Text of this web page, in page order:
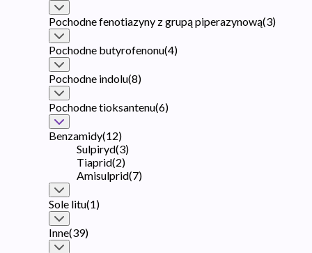
Pochodne fenotiazyny z grupą piperazynową(3)
Pochodne butyrofenonu(4)
Pochodne indolu(8)
Pochodne tioksantenu(6)
Benzamidy(12)
Sulpiryd(3)
Tiaprid(2)
Amisulprid(7)
Sole litu(1)
Inne(39)